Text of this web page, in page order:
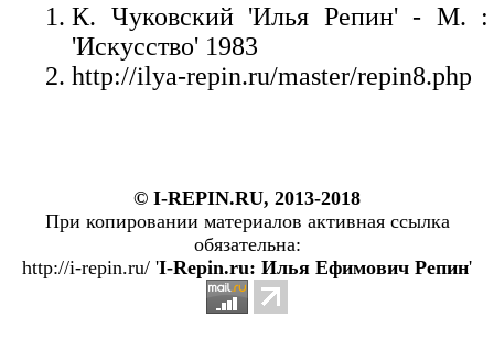
К. Чуковский 'Илья Репин' - М. :
'Искусство' 1983
http://ilya-repin.ru/master/repin8.php
© I-REPIN.RU, 2013-2018
При копировании материалов активная ссылка
обязательна:
http://i-repin.ru/ 'I-Repin.ru: Илья Ефимович Репин'